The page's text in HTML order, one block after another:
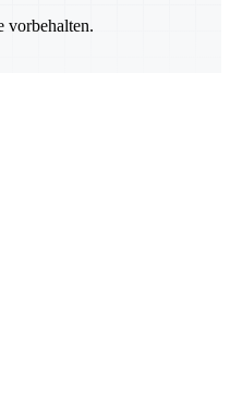
vorbehalten.